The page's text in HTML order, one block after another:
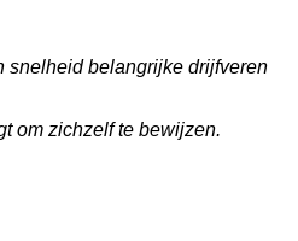
snelheid belangrijke drijfveren
om zichzelf te bewijzen.